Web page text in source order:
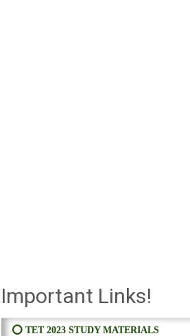
Important Links!
⭕ TET 2023 STUDY MATERIALS